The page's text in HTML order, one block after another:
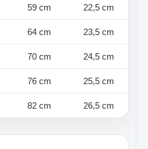
59 cm 22,5 cm
64 cm 23,5 cm
70 cm 24,5 cm
76 cm 25,5 cm
82 cm 26,5 cm